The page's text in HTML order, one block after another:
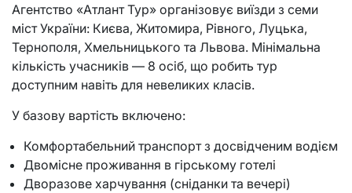
Агентство «Атлант Тур» організовує виїзди з семи
міст України: Києва, Житомира, Рівного, Луцька,
Тернополя, Хмельницького та Львова. Мінімальна
кількість учасників — 8 осіб, що робить тур
доступним навіть для невеликих класів.
У базову вартість включено:
Комфортабельний транспорт з досвідченим водієм
Двомісне проживання в гірському готелі
Дворазове харчування (сніданки та вечері)